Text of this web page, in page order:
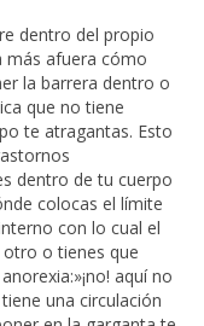
dentro del propio
más afuera cómo
la barrera dentro o
que no tiene
te atragantas. Esto
dentro de tu cuerpo
colocas el límite
con lo cual el
o tienes que
aquí no
una circulación